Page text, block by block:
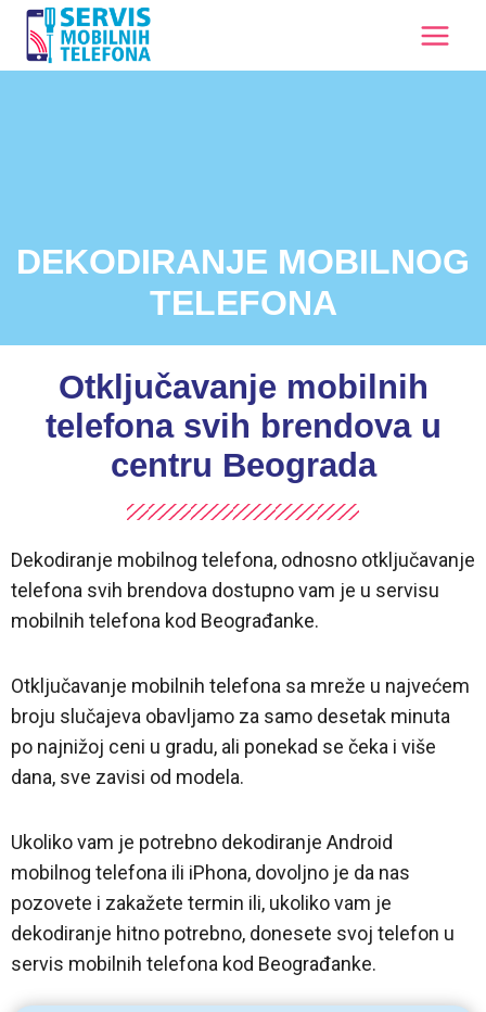
DEKODIRANJE MOBILNOG
TELEFONA
Otključavanje mobilnih
telefona svih brendova u
centru Beograda
Dekodiranje mobilnog telefona, odnosno otključavanje
telefona svih brendova dostupno vam je u servisu
mobilnih telefona kod Beograđanke.
Otključavanje mobilnih telefona sa mreže u najvećem
broju slučajeva obavljamo za samo desetak minuta
po najnižoj ceni u gradu, ali ponekad se čeka i više
dana, sve zavisi od modela.
Ukoliko vam je potrebno dekodiranje Android
mobilnog telefona ili iPhona, dovoljno je da nas
pozovete i zakažete termin ili, ukoliko vam je
dekodiranje hitno potrebno, donesete svoj telefon u
servis mobilnih telefona kod Beograđanke.